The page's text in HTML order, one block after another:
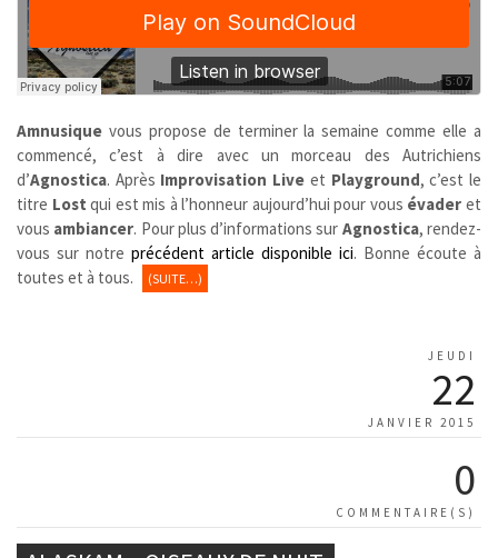
Amnusique vous propose de terminer la semaine comme elle a
commencé, c’est à dire avec un morceau des Autrichiens
d’Agnostica. Après Improvisation Live et Playground, c’est le
titre Lost qui est mis à l’honneur aujourd’hui pour vous évader et
vous ambiancer. Pour plus d’informations sur Agnostica, rendez-
vous sur notre précédent article disponible ici. Bonne écoute à
toutes et à tous.
(SUITE…)
JEUDI
22
JANVIER 2015
0
COMMENTAIRE(S)